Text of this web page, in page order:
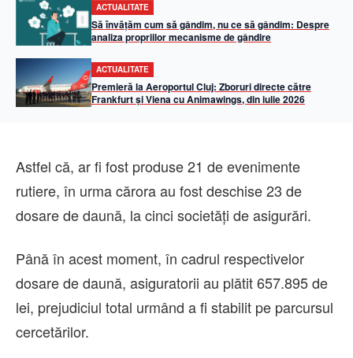
ACTUALITATE
Să învățăm cum să gândim, nu ce să gândim: Despre
analiza propriilor mecanisme de gândire
ACTUALITATE
Premieră la Aeroportul Cluj: Zboruri directe către
Frankfurt și Viena cu Animawings, din iulie 2026
Astfel că, ar fi fost produse 21 de evenimente
rutiere, în urma cărora au fost deschise 23 de
dosare de daună, la cinci societăți de asigurări.
Până în acest moment, în cadrul respectivelor
dosare de daună, asiguratorii au plătit 657.895 de
lei, prejudiciul total urmând a fi stabilit pe parcursul
cercetărilor.